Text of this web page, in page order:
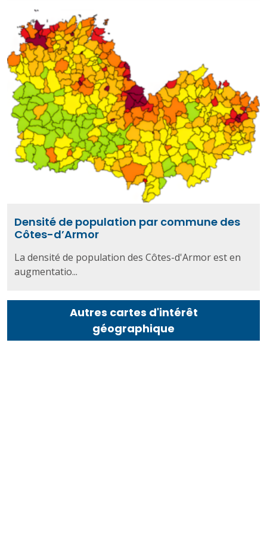
Densité de population par commune des
Côtes-d’Armor
La densité de population des Côtes-d'Armor est en
augmentatio...
Autres cartes d'intérêt
géographique